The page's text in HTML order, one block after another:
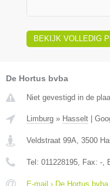
BEKIJK VOLLEDIG
De Hortus bvba
Niet gevestigd in de
Limburg » Hasselt
Veldstraat 99A, 3500
Tel: 011228195, Fax: -,
E-mail › De Hortus bvba